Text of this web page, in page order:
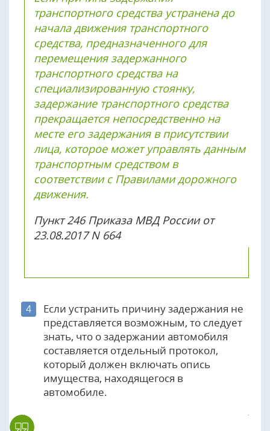
транспортного средства устранена до
начала движения транспортного
средства, предназначенного для
перемещения задержанного
транспортного средства на
специализированную стоянку,
задержание транспортного средства
прекращается непосредственно на
месте его задержания в присутствии
лица, которое может управлять данным
транспортным средством в
соответствии с Правилами дорожного
движения.
Пункт 246 Приказа МВД России от
23.08.2017 N 664
4
Если устранить причину задержания не
представляется возможным, то следует
знать, что о задержании автомобиля
составляется отдельный протокол,
который должен включать опись
имущества, находящегося в
автомобиле.